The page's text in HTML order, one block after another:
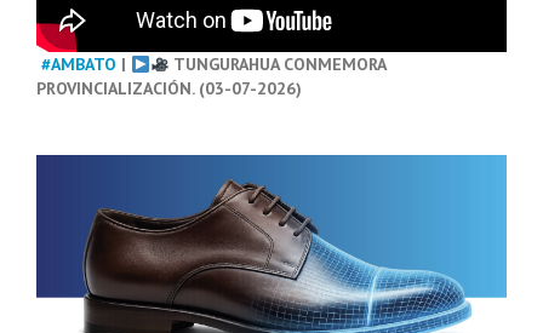
#AMBATO |
TUNGURAHUA CONMEMORA
PROVINCIALIZACIÓN. (03-07-2026)